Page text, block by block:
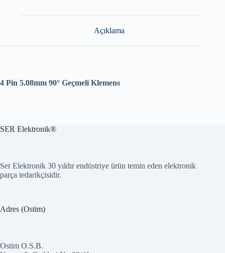
Açıklama
4 Pin 5.08mm 90° Geçmeli Klemens
SER Elektronik®
Ser Elektronik 30 yıldır endüstriye ürün temin eden elektronik
parça tedarikçisidir.
Adres (Ostim)
Ostim O.S.B.